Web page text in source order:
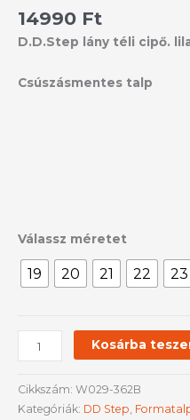
14990 Ft
D.D.Step lány téli cipő.
Csúszásmentes talp
Válassz méretet
19 20 21 22 23
Kosárba
Cikkszám: W029-362B
Kategóriák: DD Step